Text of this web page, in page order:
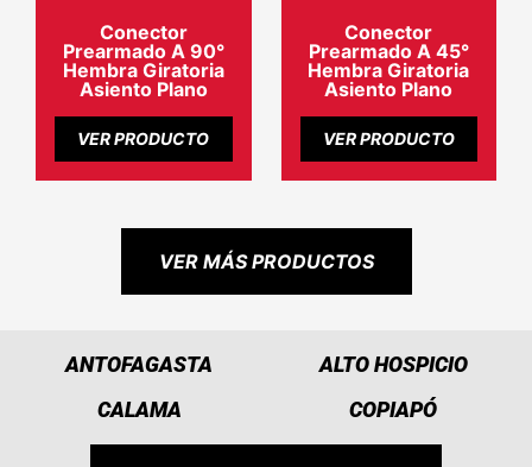
Conector
Prearmado A 90°
Hembra Giratoria
Asiento Plano
VER PRODUCTO
Conector
Prearmado A 45°
Hembra Giratoria
Asiento Plano
VER PRODUCTO
VER MÁS PRODUCTOS
ANTOFAGASTA
ALTO HOSPICIO
CALAMA
COPIAPÓ